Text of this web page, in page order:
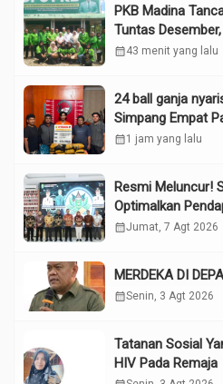
PKB Madina
Tuntas
Tokoh”
calendar_month43 menit yang lalu
24 ball ganja
Simpang Empat
calendar_month1 jam yang lalu
Resmi Meluncur!
Optimalkan
calendar_monthJumat, 7 Agt 2026
MERDEKA DI
calendar_monthSenin, 3 Agt 2026
Tatanan Sosial
HIV Pada Remaja